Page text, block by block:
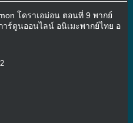
โดราเอม่อน ตอนที่ 9 พากย์
ร์ตูนออนไลน์ อนิเมะพากย์ไทย อ